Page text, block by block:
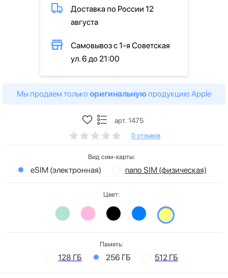
Доставка по России 12
августа
Самовывоз с 1-я Советская
ул. 6 до 21:00
Мы продаем только оригинальную продукцию Apple
арт. 1475
0 отзывов
Вид сим-карты:
eSIM (электронная) nano SIM (физическая)
Цвет:
Память:
128 ГБ 256 ГБ 512 ГБ